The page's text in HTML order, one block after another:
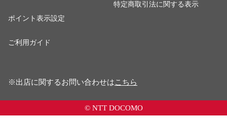
ポイント表示設定
ご利用ガイド
特定商取引法に関する表示
※出店に関するお問い合わせはこちら
© NTT DOCOMO